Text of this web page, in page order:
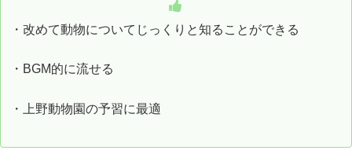
・改めて動物についてじっくりと知ることができる
・BGM的に流せる
・上野動物園の予習に最適